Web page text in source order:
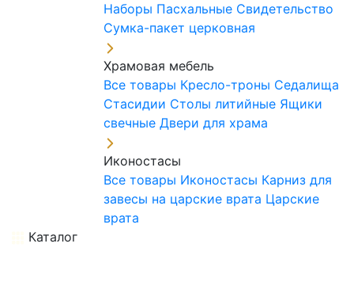
Наборы Пасхальные Свидетельство
Сумка-пакет церковная
Храмовая мебель
Все товары Кресло-троны Седалища
Стасидии Столы литийные Ящики
свечные Двери для храма
Иконостасы
Все товары Иконостасы Карниз для
завесы на царские врата Царские
врата
Каталог